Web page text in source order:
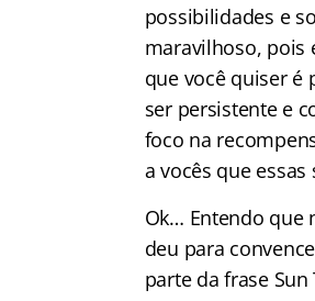
possibilidades e
maravilhoso, pois
que você quiser é
ser persistente e
foco na
a vocês que
Ok… Entendo que
deu para
parte da frase